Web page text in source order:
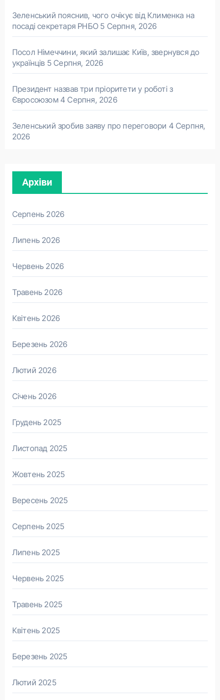
Зеленський пояснив, чого очікує від Клименка на
посаді секретаря РНБО 5 Серпня, 2026
Посол Німеччини, який залишає Київ, звернувся до
українців 5 Серпня, 2026
Президент назвав три пріоритети у роботі з
Євросоюзом 4 Серпня, 2026
Зеленський зробив заяву про переговори 4 Серпня,
2026
Архіви
Серпень 2026
Липень 2026
Червень 2026
Травень 2026
Квітень 2026
Березень 2026
Лютий 2026
Січень 2026
Грудень 2025
Листопад 2025
Жовтень 2025
Вересень 2025
Серпень 2025
Липень 2025
Червень 2025
Травень 2025
Квітень 2025
Березень 2025
Лютий 2025